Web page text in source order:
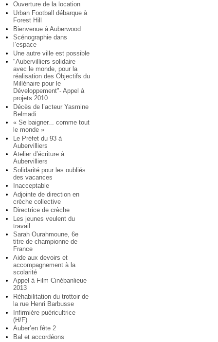
Ouverture de la location
Urban Football débarque à
Forest Hill
Bienvenue à Auberwood
Scénographie dans
l’espace
Une autre ville est possible
"Aubervilliers solidaire
avec le monde, pour la
réalisation des Objectifs du
Millénaire pour le
Développement"- Appel à
projets 2010
Décès de l’acteur Yasmine
Belmadi
« Se baigner... comme tout
le monde »
Le Préfet du 93 à
Aubervilliers
Atelier d’écriture à
Aubervilliers
Solidarité pour les oubliés
des vacances
Inacceptable
Adjointe de direction en
crèche collective
Directrice de crèche
Les jeunes veulent du
travail
Sarah Ourahmoune, 6e
titre de championne de
France
Aide aux devoirs et
accompagnement à la
scolarité
Appel à Film Cinébanlieue
2013
Réhabilitation du trottoir de
la rue Henri Barbusse
Infirmière puéricultrice
(H/F)
Auber’en fête 2
Bal et accordéons